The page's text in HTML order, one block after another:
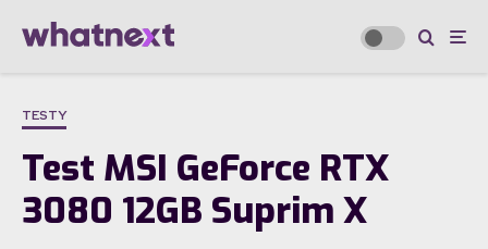
TESTY
Test MSI GeForce RTX
3080 12GB Suprim X